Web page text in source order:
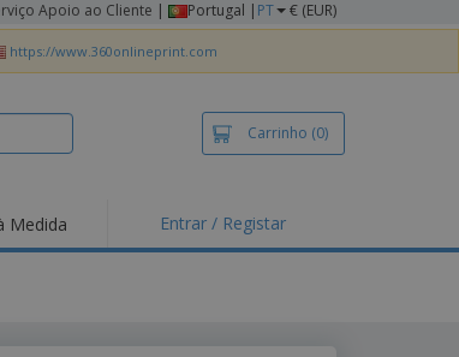
Apoio ao Cliente | Portugal | PT € (EUR)
https://www.360onlineprint.com
Carrinho (0)
Medida Entrar / Registar